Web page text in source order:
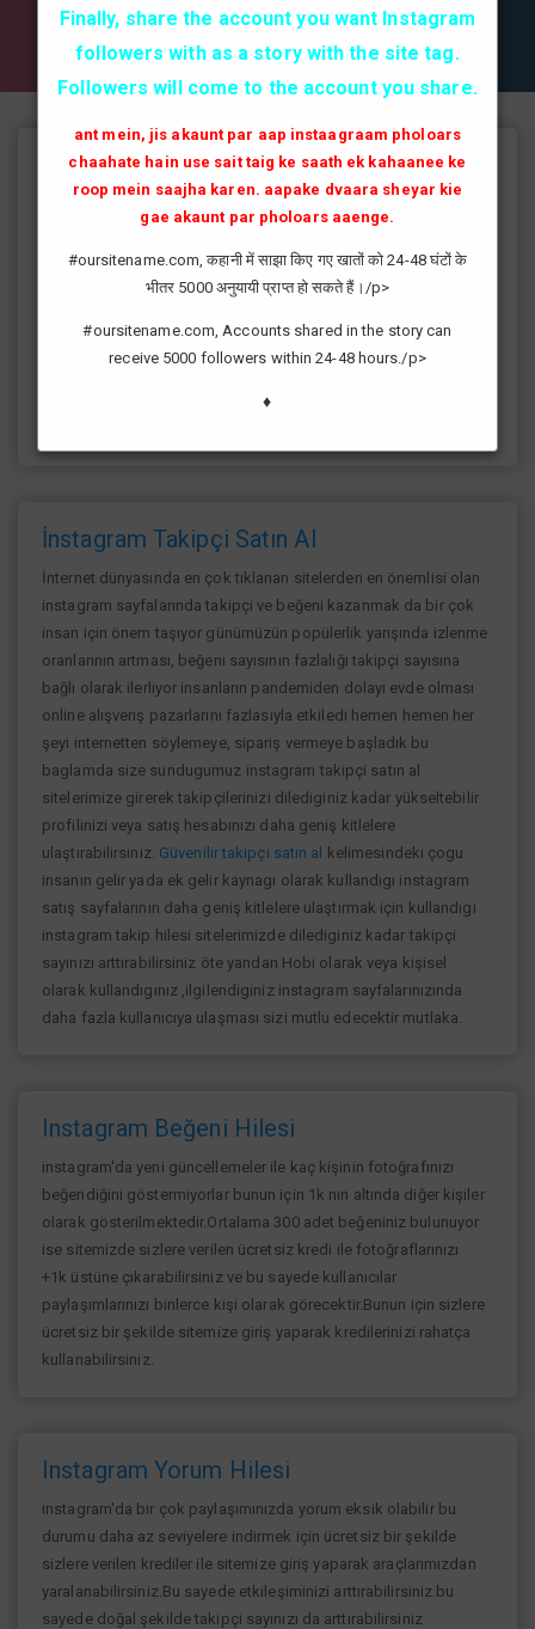
✔✔✔ AKTİF TAKİPCİ SATIN AL ✔✔✔
Instagram Takipçi Hilesi
instagram'da artık yüksek takipçi kasmak eskisi kadar zor değil
fenomen yolunda ilerlemesi daha da kolaylaşmıştır.instagram
fenomeni ne gibi fayda sağlar?öncelikle bir çok kişi meslek
kredilerden her gün yararlanıp sayfanızı yüksek seviyelere
İnstagram Takipçi Satın Al
İnternet dünyasında en çok tıklanan sitelerden en önemlisi olan
instagram sayfalarında takipçi ve beğeni kazanmak da bir çok
insan için önem taşıyor günümüzün popülerlik yarışında izlenme
oranlarının artması, beğeni sayısının fazlalığı takipçi sayısına
bağlı olarak ilerliyor insanların pandemiden dolayı evde olması
online alışverış pazarlarını fazlasıyla etkiledi hemen hemen her
şeyi internetten söylemeye, sipariş vermeye başladık bu
baglamda size sundugumuz instagram takipçi satın al
sitelerimize girerek takipçilerinizi dilediginiz kadar yükseltebilir
profilinizi veya satış hesabınızı daha geniş kitlelere
ulaştırabilirsiniz. Güvenilir takipçi satın al
kelimesindeki çogu
insanın gelir yada ek gelir kaynagı olarak kullandıgı instagram
satış sayfalarının daha geniş kitlelere ulaştırmak için kullandıgı
instagram takip hilesi sitelerimizde dilediginiz kadar takipçi
sayınızı arttırabilirsiniz öte yandan Hobi olarak veya kişisel
olarak kullandıgınız ,ilgilendiginiz instagram sayfalarınızında
daha fazla kullanıcıya ulaşması sizi mutlu edecektir mutlaka.
Instagram Beğeni Hilesi
instagram'da yeni güncellemeler ile kaç kişinin fotoğrafınızı
beğendiğini göstermiyorlar bunun için 1k nın altında diğer kişiler
olarak gösterilmektedir.Ortalama 300 adet beğeniniz bulunuyor
ise sitemizde sizlere verilen ücretsiz kredi ile fotoğraflarınızı
+1k üstüne çıkarabilirsiniz ve bu sayede kullanıcılar
paylaşımlarınızı binlerce kişi olarak görecektir.Bunun için sizlere
ücretsiz bir şekilde sitemize giriş yaparak kredilerinizi rahatça
kullanabilirsiniz.
Instagram Yorum Hilesi
instagram'da bir çok paylaşımınızda yorum eksik olabilir bu
durumu daha az seviyelere indirmek için ücretsiz bir şekilde
sizlere verilen krediler ile sitemize giriş yaparak araçlarımızdan
yaralanabilirsiniz.Bu sayede etkileşiminizi arttırabilirsiniz.bu
sayede doğal şekilde takipçi sayınızı da arttırabilirsiniz
Finally, share the account you want Instagram
followers with as a story with the site tag.
Followers will come to the account you share.
ant mein, jis akaunt par aap instaagraam pholoars
chaahate hain use sait taig ke saath ek kahaanee ke
roop mein saajha karen. aapake dvaara sheyar kie
gae akaunt par pholoars aaenge.
#oursitename.com, कहानी में साझा किए गए खातों को 24-48 घंटों के
भीतर 5000 अनुयायी प्राप्त हो सकते हैं।/p>
#oursitename.com, Accounts shared in the story can
receive 5000 followers within 24-48 hours./p>
♦